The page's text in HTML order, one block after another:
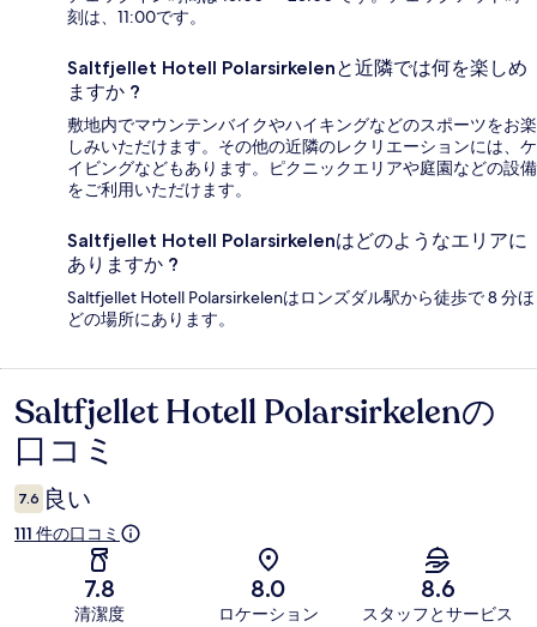
刻は、11:00です。
Saltfjellet Hotell Polarsirkelenと近隣では何を楽しめ
ますか ?
敷地内でマウンテンバイクやハイキングなどのスポーツをお楽
しみいただけます。その他の近隣のレクリエーションには、ケ
イビングなどもあります。ピクニックエリアや庭園などの設備
をご利用いただけます。
Saltfjellet Hotell Polarsirkelenはどのようなエリアに
ありますか ?
Saltfjellet Hotell Polarsirkelenはロンズダル駅から徒歩で 8 分ほ
どの場所にあります。
口
コ
ミ
Saltfjellet Hotell Polarsirkelenの
口コミ
7.6 良い
111 件の口コミ
7.8
清潔度
8.0
ロケーション
8.6
スタッフとサービス